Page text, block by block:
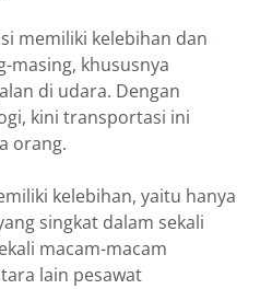
memiliki kelebihan dan
masing, khususnya
di udara. Dengan
kini transportasi ini
orang.
kelebihan, yaitu hanya
singkat dalam sekali
macam-macam
lain pesawat